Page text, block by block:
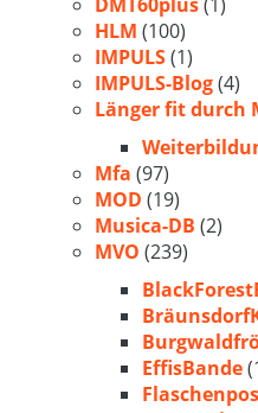
HLM (100)
IMPULS(1)
IMPULS-Blog(4)
Länger fit durch
Mfa (97)
MOD (19)
Musica-DB (2)
MVO (239)
EffisBande